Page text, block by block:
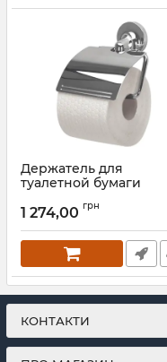
Держатель для
туалетной бумаги
Артикул: 10.03165
1 274,00 грн
КОНТАКТИ